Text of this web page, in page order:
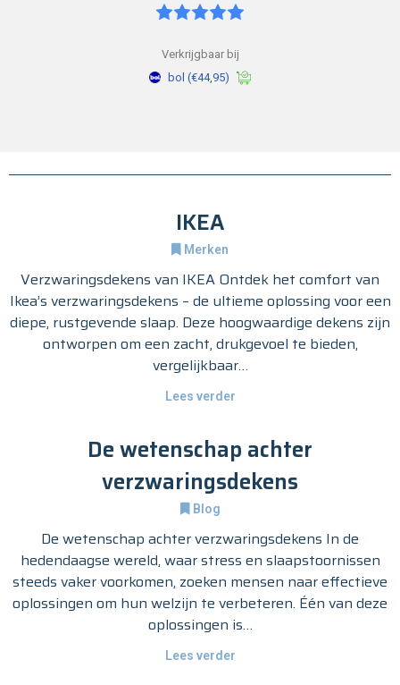
Verkrijgbaar bij
bol (€44,95)
IKEA
Merken
Verzwaringsdekens van IKEA Ontdek het comfort van
Ikea’s verzwaringsdekens – de ultieme oplossing voor een
diepe, rustgevende slaap. Deze hoogwaardige dekens zijn
ontworpen om een zacht, drukgevoel te bieden,
vergelijkbaar…
Lees verder
De wetenschap achter
verzwaringsdekens
Blog
De wetenschap achter verzwaringsdekens In de
hedendaagse wereld, waar stress en slaapstoornissen
steeds vaker voorkomen, zoeken mensen naar effectieve
oplossingen om hun welzijn te verbeteren. Één van deze
oplossingen is…
Lees verder